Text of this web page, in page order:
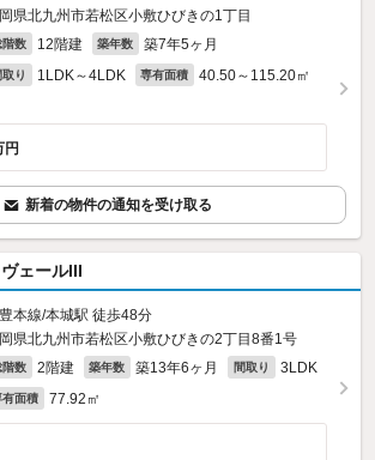
県北九州市若松区小敷ひびきの1丁目
階数 12階建 築年数 築7年5ヶ月
取り 1LDK～4LDK 専有面積 40.50～115.20㎡
円
新着の物件の通知を受け取る
ェールIII
本線/本城駅 徒歩48分
県北九州市若松区小敷ひびきの2丁目8番1号
階数 2階建 築年数 築13年6ヶ月 間取り 3LDK
有面積 77.92㎡